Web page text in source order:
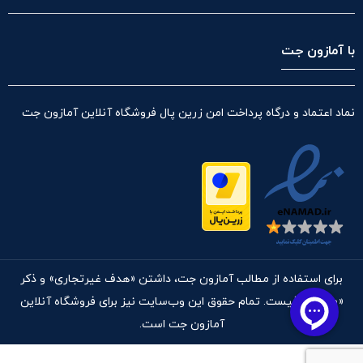
با آمازون جت
نماد اعتماد و درگاه پرداخت امن زرین پال فروشگاه آنلاین آمازون جت
برای استفاده از مطالب آمازون جت، داشتن «هدف غیرتجاری» و ذکر
«منبع» کافیست. تمام حقوق اين وب‌سايت نیز برای فروشگاه آنلاین
آمازون جت است.